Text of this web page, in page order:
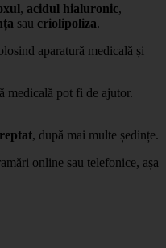
, acidul hialuronic,
sau criolipoliza.
aparatură medicală și
medicală pot fi de ajutor.
, după mai multe ședințe.
online sau telefonice, așa